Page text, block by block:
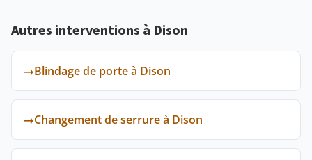
Autres interventions à Dison
→Blindage de porte à Dison
→Changement de serrure à Dison